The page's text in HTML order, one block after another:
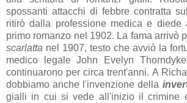
spossanti attacchi di febbre contratta
ritirò dalla professione medica e
primo romanzo nel 1902. La fama arrivò
scarlatta nel 1907, testo che avviò la
medico legale John Evelyn
continuarono per circa trent'anni. A
dobbiamo anche l'invenzione della
gialli in cui si vede all'inizio il crimine